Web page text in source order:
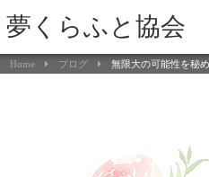
夢くらふと協会
Home ブログ 無限大の可能性を秘